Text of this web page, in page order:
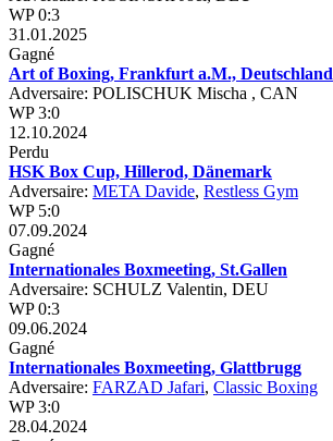
WP 0:3
31.01.2025
Gagné
Art of Boxing, Frankfurt a.M., Deutschland
Adversaire: POLISCHUK Mischa , CAN
WP 3:0
12.10.2024
Perdu
HSK Box Cup, Hillerod, Dänemark
Adversaire: META Davide, Restless Gym
WP 5:0
07.09.2024
Gagné
Internationales Boxmeeting, St.Gallen
Adversaire: SCHULZ Valentin, DEU
WP 0:3
09.06.2024
Gagné
Internationales Boxmeeting, Glattbrugg
Adversaire: FARZAD Jafari, Classic Boxing
WP 3:0
28.04.2024